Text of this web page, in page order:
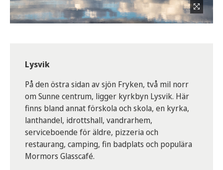
Lysvik
På den östra sidan av sjön Fryken, två mil norr
om Sunne centrum, ligger kyrkbyn Lysvik. Här
finns bland annat förskola och skola, en kyrka,
lanthandel, idrottshall, vandrarhem,
serviceboende för äldre, pizzeria och
restaurang, camping, fin badplats och populära
Mormors Glasscafé.